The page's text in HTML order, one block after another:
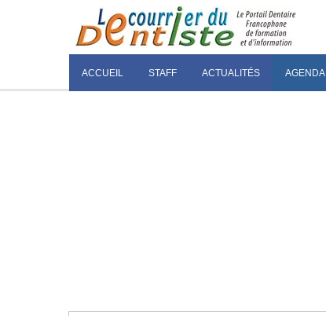
ACCUEIL STAFF ACTUALITÉS AGENDA